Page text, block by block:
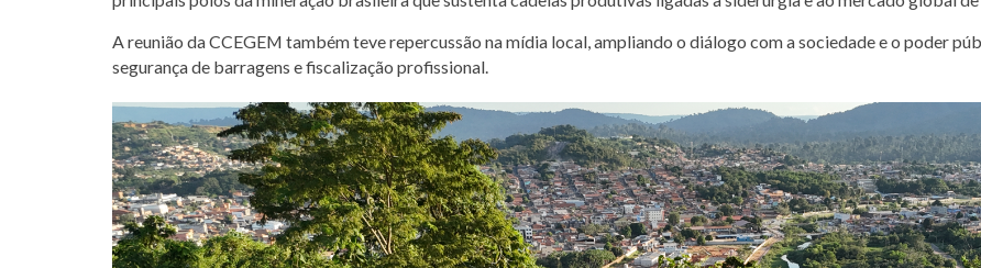
A reunião da CCEGEM também teve repercussão na mídia local, ampliando o diálogo com a sociedade e o poder
segurança de barragens e fiscalização profissional.